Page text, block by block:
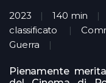
2023 140 min
classificato
Guerra
Pienamente